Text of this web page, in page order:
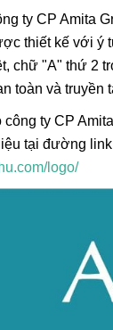
ty CP Amita
thiết kế với
chữ "A" thứ 2
toàn và
ty CP
tại đường
logo/
Patch Ủi